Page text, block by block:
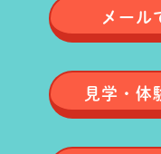
メール
見学・体